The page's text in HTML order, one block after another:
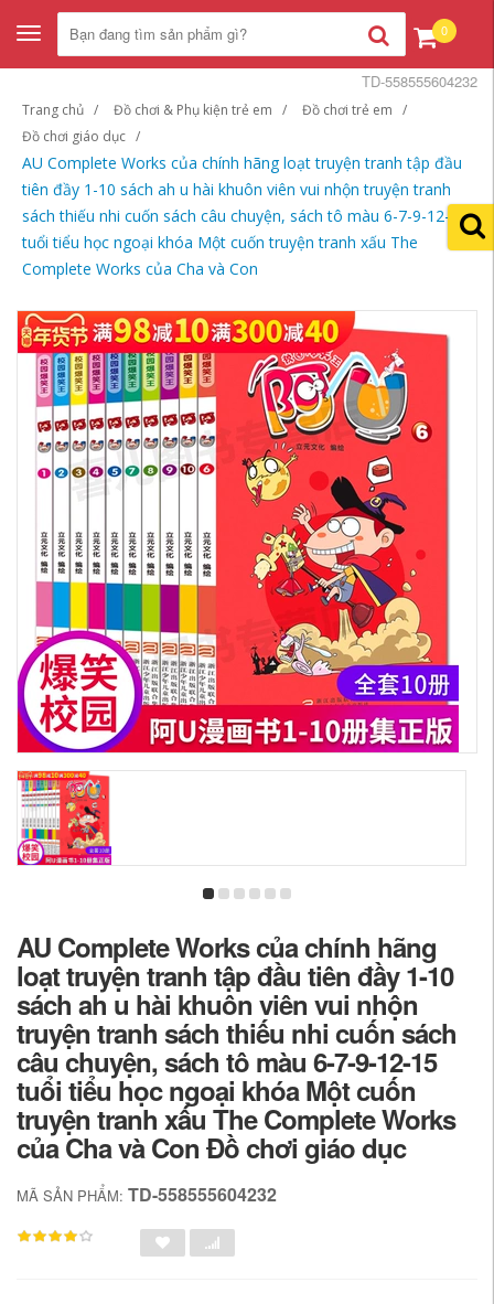
Toggle
navigation
0
Trang chủ Đồ chơi & Phụ kiện trẻ em
Đồ chơi trẻ em
Đồ chơi giáo dục
AU Complete Works của chính hãng loạt truyện tranh tập đầu
tiên đầy 1-10 sách ah u hài khuôn viên vui nhộn truyện tranh
sách thiếu nhi cuốn sách câu chuyện, sách tô màu 6-7-9-12-15
tuổi tiểu học ngoại khóa Một cuốn truyện tranh xấu The
Complete Works của Cha và Con
TD-558555604232
AU Complete Works của chính hãng
loạt truyện tranh tập đầu tiên đầy 1-10
sách ah u hài khuôn viên vui nhộn
truyện tranh sách thiếu nhi cuốn sách
câu chuyện, sách tô màu 6-7-9-12-15
tuổi tiểu học ngoại khóa Một cuốn
truyện tranh xấu The Complete Works
của Cha và Con Đồ chơi giáo dục
MÃ SẢN PHẨM: TD-558555604232